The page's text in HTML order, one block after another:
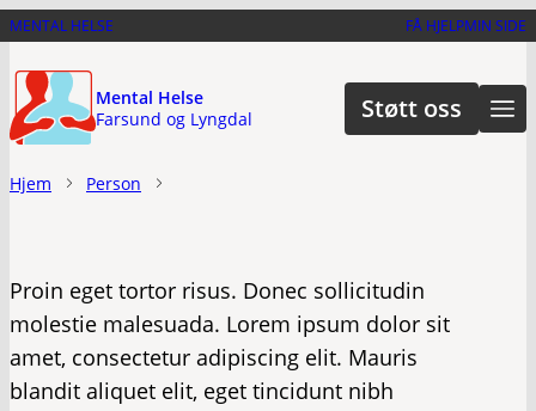
Hopp
hovedinnhold
MENTAL HELSE FÅ HJELPMIN SIDE
Mental Helse
Farsund og Lyngdal
Støtt oss
Hjem Person
Proin eget tortor risus. Donec sollicitudin
molestie malesuada. Lorem ipsum dolor sit
amet, consectetur adipiscing elit. Mauris
blandit aliquet elit, eget tincidunt nibh